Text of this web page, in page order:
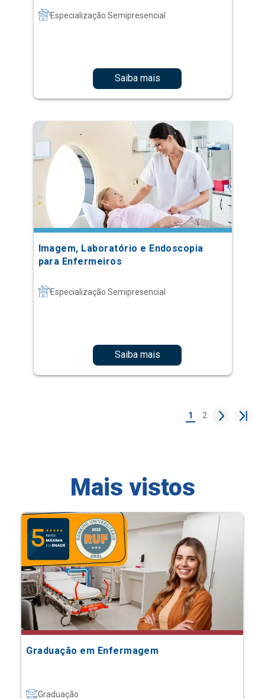
Especialização Semipresencial
Saiba mais
Imagem, Laboratório e Endoscopia
para Enfermeiros
Especialização Semipresencial
Saiba mais
1 2
Mais vistos
Graduação em Enfermagem
Graduação